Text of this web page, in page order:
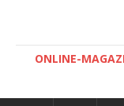
ONLINE-